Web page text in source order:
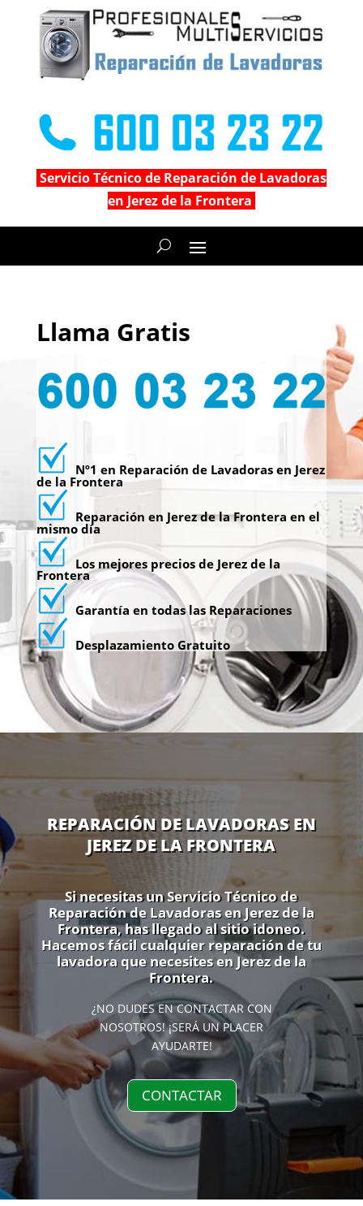
Servicio Técnico de Reparación de Lavadoras
en Jerez de la Frontera
Llama Gratis
Nº1 en Reparación de Lavadoras en Jerez
de la Frontera
Reparación en Jerez de la Frontera en el
mismo día
Los mejores precios de Jerez de la
Frontera
Garantía en todas las Reparaciones
Desplazamiento Gratuito
REPARACIÓN DE LAVADORAS EN
JEREZ DE LA FRONTERA
Si necesitas un Servicio Técnico de
Reparación de Lavadoras en Jerez de la
Frontera, has llegado al sitio idoneo.
Hacemos fácil cualquier reparación de tu
lavadora que necesites en Jerez de la
Frontera.
¿NO DUDES EN CONTACTAR CON
NOSOTROS! ¡SERÁ UN PLACER
AYUDARTE!
CONTACTAR